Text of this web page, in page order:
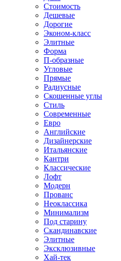
Стоимость
Дешевые
Дорогие
Эконом-класс
Элитные
Форма
П-образные
Угловые
Прямые
Радиусные
Скошенные углы
Стиль
Современные
Евро
Английские
Дизайнерские
Итальянские
Кантри
Классические
Лофт
Модерн
Прованс
Неоклассика
Минимализм
Под старину
Скандинавские
Элитные
Эксклюзивные
Хай-тек